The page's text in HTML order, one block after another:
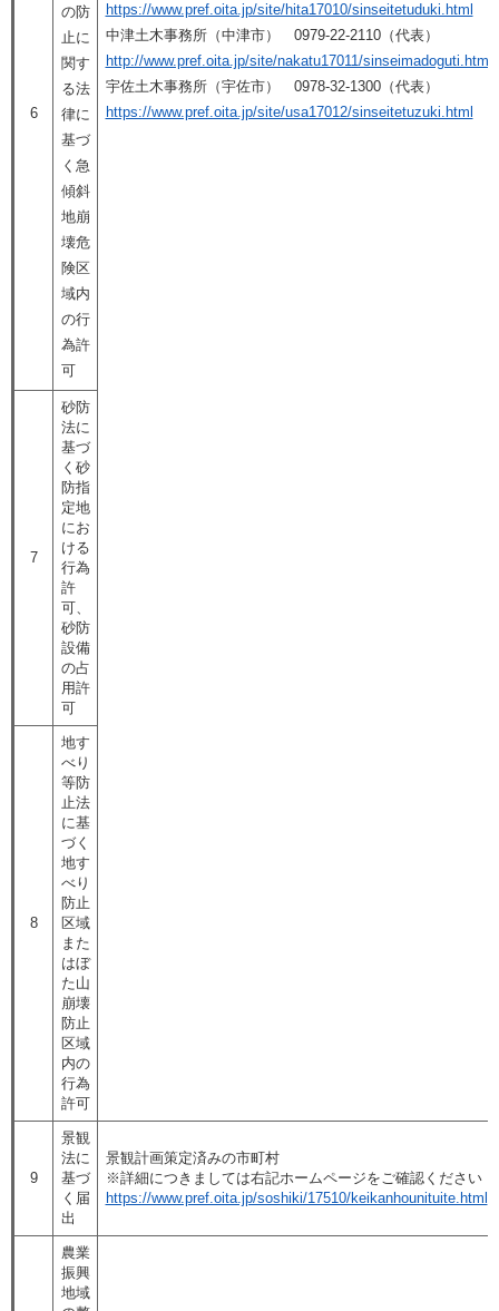
https://www.pref.oita.jp/site/hita17010/sinseitetuduki.html
中津土木事務所（中津市） 0979-22-2110（代表）
http://www.pref.oita.jp/site/nakatu17011/sinseimadoguti.html
宇佐土木事務所（宇佐市） 0978-32-1300（代表）
https://www.pref.oita.jp/site/usa17012/sinseitetuzuki.html
6
の防
止に
関す
る法
律に
基づ
く急
傾斜
地崩
壊危
険区
域内
の行
為許
可
7
砂防
法に
基づ
く砂
防指
定地
にお
ける
行為
許
可、
砂防
設備
の占
用許
可
8
地す
べり
等防
止法
に基
づく
地す
べり
防止
区域
また
はぼ
た山
崩壊
防止
区域
内の
行為
許可
9
景観
法に
基づ
く届
出
景観計画策定済みの市町村
※詳細につきましては右記ホームページをご確認ください
https://www.pref.oita.jp/soshiki/17510/keikanhounituite.html
農業
振興
地域